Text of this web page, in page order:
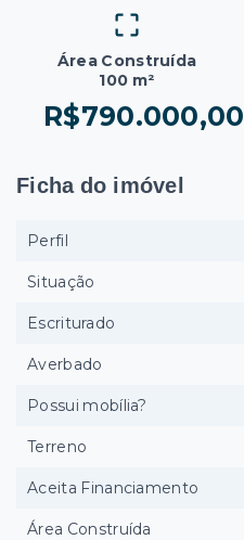
Área Construída
100 m²
R$790.000,00
Ficha do imóvel
Perfil
Situação
Escriturado
Averbado
Possui mobília?
Terreno
Aceita Financiamento
Área Construída